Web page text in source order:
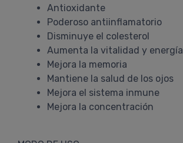
Antioxidante
Poderoso antiinflamatorio
Disminuye el colesterol
Aumenta la vitalidad y energía
Mejora la memoria
Mantiene la salud de los ojos
Mejora el sistema inmune
Mejora la concentración